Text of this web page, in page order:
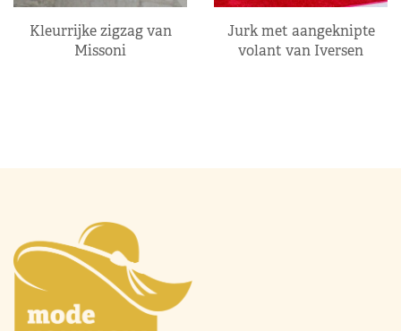
Kleurrijke zigzag van
Missoni
Jurk met aangeknipte
volant van Iversen